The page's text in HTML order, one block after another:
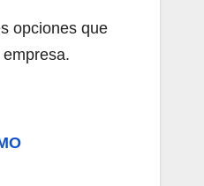
opciones que